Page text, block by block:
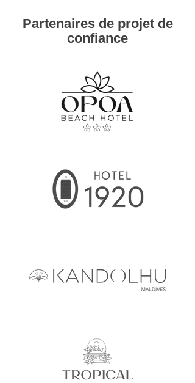
Partenaires de projet de
confiance